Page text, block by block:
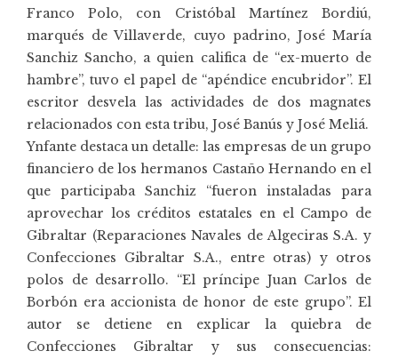
Franco Polo, con Cristóbal Martínez Bordiú,
marqués de Villaverde, cuyo padrino, José María
Sanchiz Sancho, a quien califica de “ex-muerto de
hambre”, tuvo el papel de “apéndice encubridor”. El
escritor desvela las actividades de dos magnates
relacionados con esta tribu, José Banús y José Meliá.
Ynfante destaca un detalle: las empresas de un grupo
financiero de los hermanos Castaño Hernando en el
que participaba Sanchiz “fueron instaladas para
aprovechar los créditos estatales en el Campo de
Gibraltar (Reparaciones Navales de Algeciras S.A. y
Confecciones Gibraltar S.A., entre otras) y otros
polos de desarrollo. “El príncipe Juan Carlos de
Borbón era accionista de honor de este grupo”. El
autor se detiene en explicar la quiebra de
Confecciones Gibraltar y sus consecuencias: